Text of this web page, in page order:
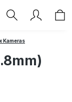
Kameras